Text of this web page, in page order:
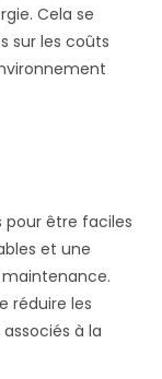
Cela se
sur les coûts
pour être faciles
et une
réduire les
à la